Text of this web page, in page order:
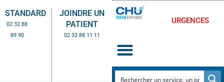
STANDARD
02 32 88
89 90
JOINDRE UN
PATIENT
02 32 88 11 11
URGENCES